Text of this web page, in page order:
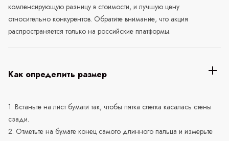
компенсирующую разницу в стоимости, и лучшую цену
относительно конкурентов. Обратите внимание, что акция
распространяется только на российские платформы.
Как определить размер
1. Встаньте на лист бумаги так, чтобы пятка слегка касалась стены
сзади.
2. Отметьте на бумаге конец самого длинного пальца и измерьте